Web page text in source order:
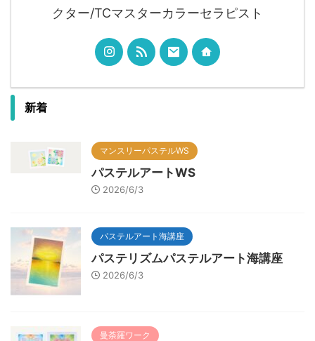
クター/TCマスターカラーセラピスト
新着
マンスリーパステルWS
パステルアートWS
2026/6/3
パステルアート海講座
パステリズムパステルアート海講座
2026/6/3
曼荼羅ワーク